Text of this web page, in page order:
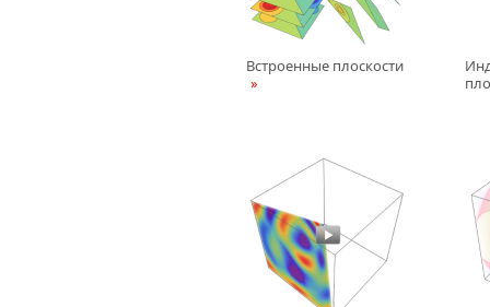
Встроенные плоскости